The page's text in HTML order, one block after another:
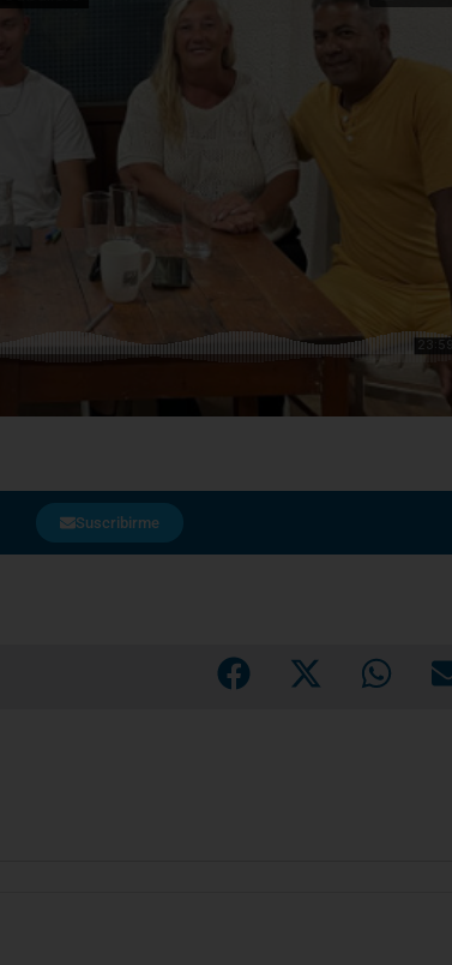
Suscribirme